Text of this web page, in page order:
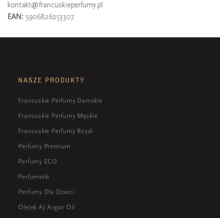
kontakt@francuskieperfumy.pl
EAN: 5906826253307
NASZE PRODUKTY
Francuskie Perfumy Damskie
Francuskie Perfumy Męskie
Francuskie Perfumy Royal
Perfumy Premium
Perfumy ECO
Perfumetki
Perfumy Dla Dzieci
Olejek AJ Argan Oil